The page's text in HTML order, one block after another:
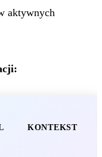
aktywnych
KONTEKST